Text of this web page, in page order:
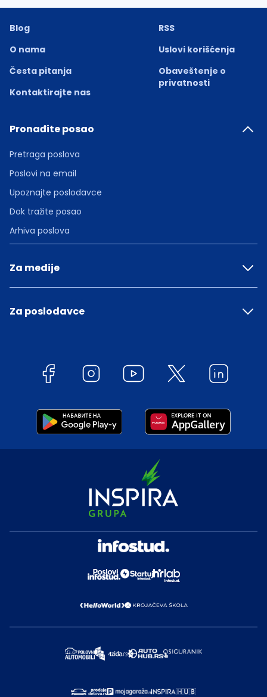
Blog
O nama
Česta pitanja
Kontaktirajte nas
RSS
Uslovi korišćenja
Obaveštenje o
privatnosti
Pronađite posao
Pretraga poslova
Poslovi na email
Upoznajte poslodavce
Dok tražite posao
Arhiva poslova
Za medije
Za poslodavce